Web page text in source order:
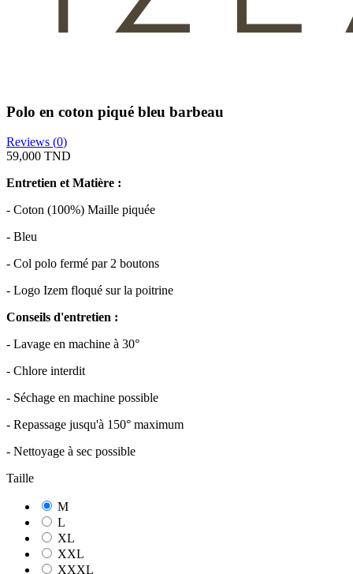
Polo en coton piqué bleu barbeau
Reviews (0)
59,000 TND
Entretien et Matière :
- Coton (100%) Maille piquée
- Bleu
- Col polo fermé par 2 boutons
- Logo Izem floqué sur la poitrine
Conseils d'entretien :
- Lavage en machine à 30°
- Chlore interdit
- Séchage en machine possible
- Repassage jusqu'à 150° maximum
- Nettoyage à sec possible
Taille
M
L
XL
XXL
XXXL